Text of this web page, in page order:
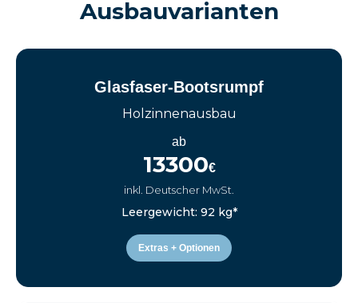
Ausbauvarianten
Glasfaser-Bootsrumpf
Holzinnenausbau
ab
13300€
inkl. Deutscher MwSt.
Leergewicht: 92 kg*
Extras + Optionen